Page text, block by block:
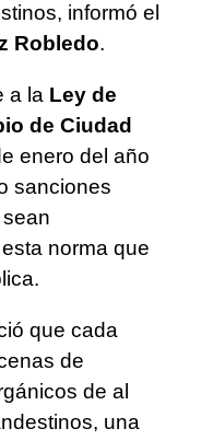
informó el
Robledo.
a la Ley de
de Ciudad
enero del año
sanciones
norma que
que cada
de
de al
una